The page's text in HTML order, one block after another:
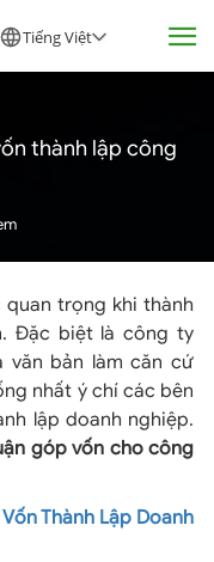
Tiếng Việt
thành lập công
quan trọng khi thành
Đặc biệt là công ty
văn bản làm căn cứ
nhất ý chí các bên
lập doanh nghiệp.
góp vốn cho công
Thành Lập Doanh